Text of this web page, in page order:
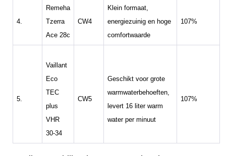
4.
Remeha
Tzerra
Ace 28c
CW4
Klein formaat,
energiezuinig en hoge
comfortwaarde
107%
5.
Vaillant
Eco
TEC
plus
VHR
30-34
CW5
Geschikt voor grote
warmwaterbehoeften,
levert 16 liter warm
water per minuut
107%